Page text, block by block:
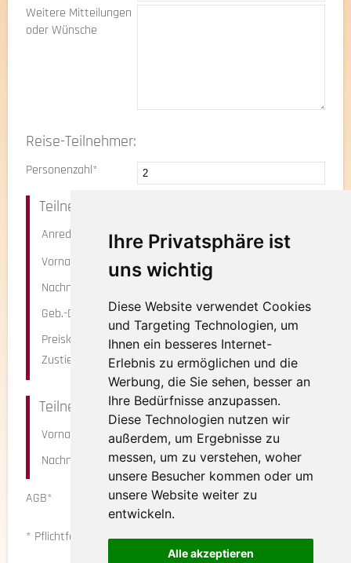
Ihre Privatsphäre ist
uns wichtig
Diese Website verwendet Cookies
und Targeting Technologien, um
Ihnen ein besseres Internet-
Erlebnis zu ermöglichen und die
Werbung, die Sie sehen, besser an
Ihre Bedürfnisse anzupassen.
Diese Technologien nutzen wir
außerdem, um Ergebnisse zu
messen, um zu verstehen, woher
unsere Besucher kommen oder um
unsere Website weiter zu
entwickeln.
Alle akzeptieren
Weitere Mitteilungen
oder Wünsche
Reise-Teilnehmer:
Personenzahl*
Teilnehmer 1
Anrede
Vorname*
Nachname*
Geb.-Datum
Preiskategorie
Zustieg*
Teilnehmer 2
Vorname
Nachname
AGB*
Ja, ich habe die AGBs gelesen
und bin mit diesen einverstanden.
* Pflichtfeld